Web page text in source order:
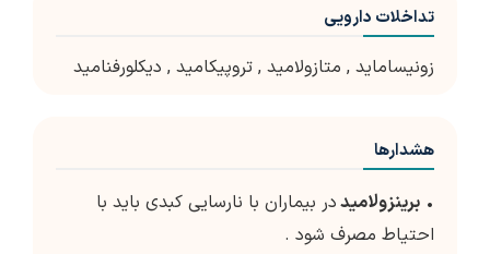
تداخلات دارویی
زونیساماید , متازولامید , تروپیکامید , دیکلورفنامید
هشدارها
• برینزولامیددر بیماران با نارسایی کبدی باید با
احتیاط مصرف شود .